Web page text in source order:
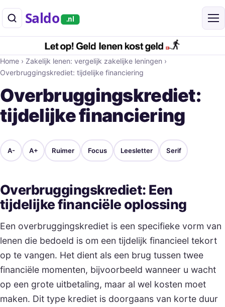
Saldo .nl
Home › Zakelijk lenen: vergelijk zakelijke leningen ›
Overbruggingskrediet: tijdelijke financiering
Overbruggingskrediet:
tijdelijke financiering
A- A+ Ruimer Focus Leesletter Serif
Overbruggingskrediet: Een
tijdelijke financiële oplossing
Een overbruggingskrediet is een specifieke vorm van
lenen die bedoeld is om een tijdelijk financieel tekort
op te vangen. Het dient als een brug tussen twee
financiële momenten, bijvoorbeeld wanneer u wacht
op een grote uitbetaling, maar al wel kosten moet
maken. Dit type krediet is doorgaans van korte duur